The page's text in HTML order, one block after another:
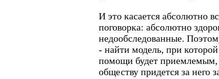
И это касается абсолютно
поговорка: абсолютно
недообследованные.
- найти модель, при
помощи будет приемлемым,
обществу придется за него